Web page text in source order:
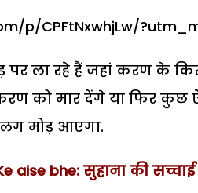
p/CPFtNxwhjLw/
पर ला रहे हैं जहां करण के
को मार देंगे या फिर
मोड़ आएगा.
aise bhe: सुहाना की